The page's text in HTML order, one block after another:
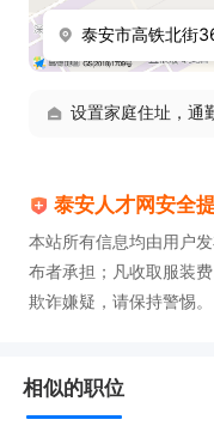
泰安市高铁北街
设置家庭住址，通
泰安人才网安全
本站所有信息均由用户
布者承担；凡收取服装
欺诈嫌疑，请保持警惕。
相似的职位